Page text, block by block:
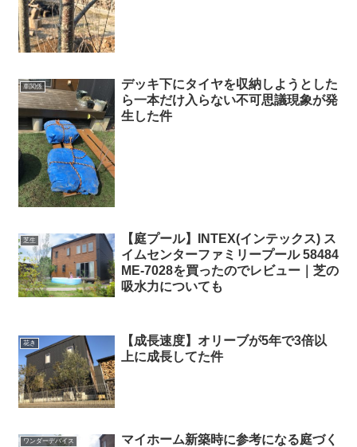
車関係
デッキ下にタイヤを収納しようとした
ら一本だけ入らない不可思議現象が発
生した件
芝生
【庭プール】INTEX(インテックス) ス
イムセンターファミリープール 58484
ME-7028を買ったのでレビュー｜芝の
吸水力についても
花き
【成長速度】オリーブが5年で3倍以
上に成長してた件
ワンダーデバイス
マイホーム新築時に参考になる庭づく